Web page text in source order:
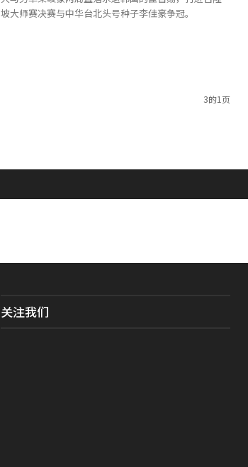
坡大师赛决赛与中华台北头号种子李佳豪争冠。
3的1页
关注我们